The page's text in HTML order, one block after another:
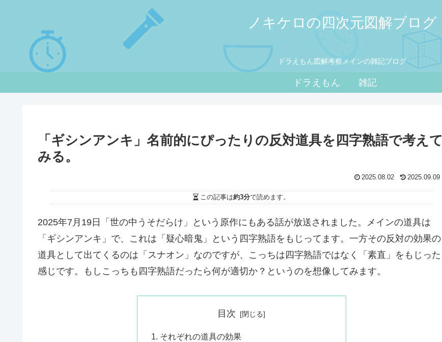
ノキケロの四次元図解ブログ
ドラえもん図解考察メインの雑記ブログ
ドラえもん 雑記
「ギシンアンキ」名前的にぴったりの反対道具を四字熟語で考えて
みる。
2025.08.02 2025.09.09
この記事は約3分で読めます。
2025年7月19日「世の中うそだらけ」という原作にもある話が放送されました。メインの道具は
「ギシンアンキ」で、これは「疑心暗鬼」という四字熟語をもじってます。一方その反対の効果の
道具として出てくるのは「スナオン」なのですが、こっちは四字熟語ではなく「素直」をもじった
感じです。もしこっちも四字熟語だったら何が適切か？というのを想像してみます。
目次
それぞれの道具の効果